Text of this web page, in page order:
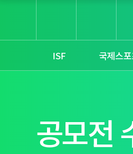
ISF 국제스
공모전